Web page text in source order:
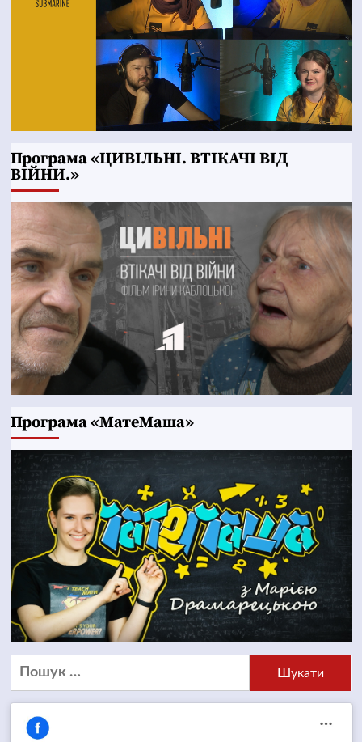
Програма «ЦИВІЛЬНІ. ВТІКАЧІ ВІД
ВІЙНИ.»
Програма «МатеМаша»
Пошук: